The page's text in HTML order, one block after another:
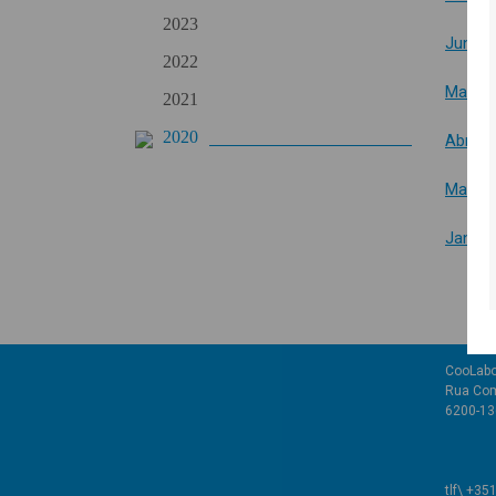
2023
2022
2021
2020
Junho
Maio
Abril
Março
Rua
6200-
tlf\